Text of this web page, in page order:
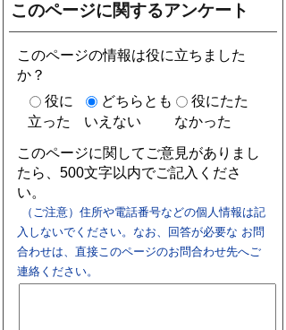
このページに関するアンケート
このページの情報は役に立ちました
か？
役に
立った
どちらとも
いえない
役にたた
なかった
このページに関してご意見がありまし
たら、500文字以内でご記入くださ
い。
（ご注意）住所や電話番号などの個人情報は記
入しないでください。なお、回答が必要な お問
合わせは、直接このページのお問合わせ先へご
連絡ください。